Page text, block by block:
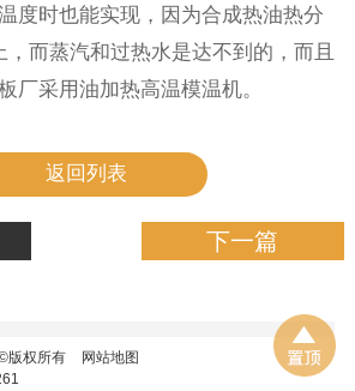
度时也能实现，因为合成热油热分
而蒸汽和过热水是达不到的，而且
厂采用油加热高温模温机。
返回列表
下一篇
版权所有
网站地图